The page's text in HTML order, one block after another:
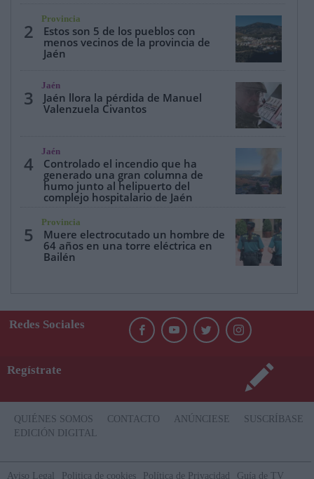
2
Provincia
Estos son 5 de los pueblos con
menos vecinos de la provincia de
Jaén
3
Jaén
Jaén llora la pérdida de Manuel
Valenzuela Civantos
4
Jaén
Controlado el incendio que ha
generado una gran columna de
humo junto al helipuerto del
complejo hospitalario de Jaén
5
Provincia
Muere electrocutado un hombre de
64 años en una torre eléctrica en
Bailén
Redes Sociales
Regístrate
QUIÉNES SOMOS CONTACTO ANÚNCIESE
SUSCRÍBASE
EDICIÓN DIGITAL
Aviso Legal Politica de cookies Política de Privacidad Guía de TV